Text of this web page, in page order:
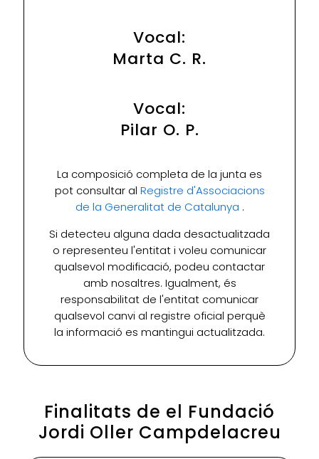
Vocal:
Marta C. R.
Vocal:
Pilar O. P.
La composició completa de la junta es
pot consultar al Registre d'Associacions
de la Generalitat de Catalunya .
Si detecteu alguna dada desactualitzada
o representeu l'entitat i voleu comunicar
qualsevol modificació, podeu contactar
amb nosaltres. Igualment, és
responsabilitat de l'entitat comunicar
qualsevol canvi al registre oficial perquè
la informació es mantingui actualitzada.
Finalitats de el Fundació
Jordi Oller Campdelacreu